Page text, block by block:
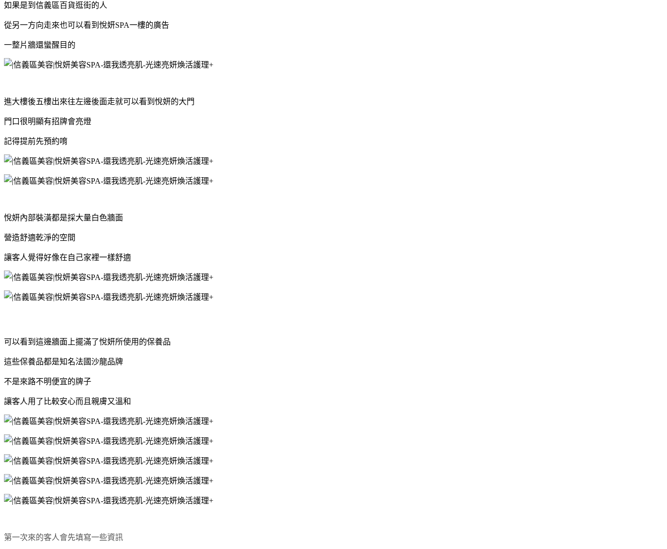
如果是到信義區百貨逛街的人
從另一方向走來也可以看到悅妍SPA一樓的廣告
一整片牆還蠻醒目的
進大樓後五樓出來往左邊後面走就可以看到悅妍的大門
門口很明顯有招牌會亮燈
記得提前先預約唷
悅妍內部裝潢都是採大量白色牆面
營造舒適乾淨的空間
讓客人覺得好像在自己家裡一樣舒適
可以看到這邊牆面上擺滿了悅妍所使用的保養品
這些保養品都是知名法國沙龍品牌
不是來路不明便宜的牌子
讓客人用了比較安心而且親膚又溫和
第一次來的客人會先填寫一些資訊